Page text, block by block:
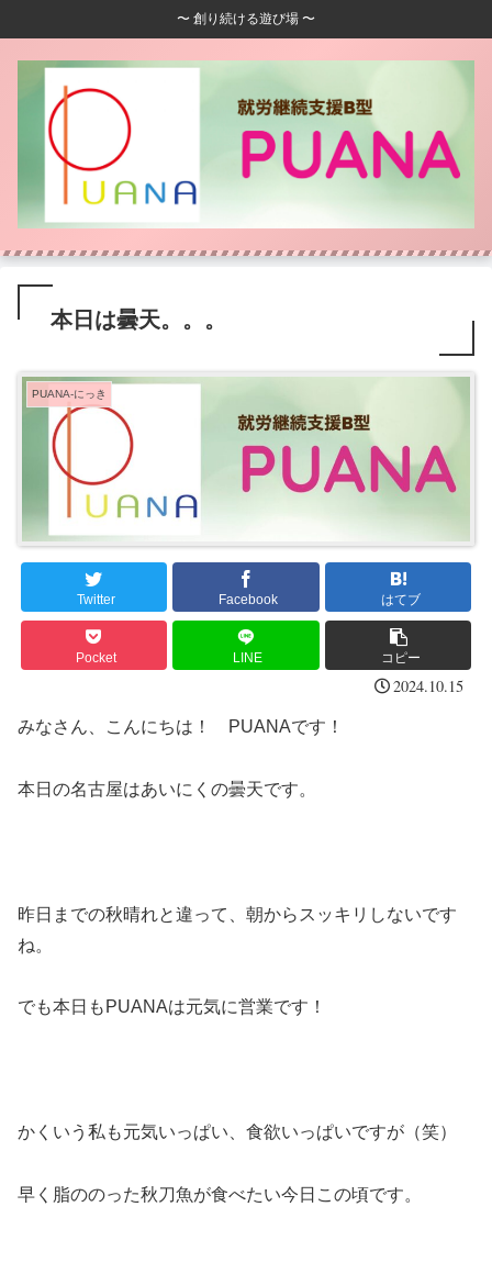
〜 創り続ける遊び場 〜
本日は曇天。。。
PUANA-にっき
Twitter Facebook はてブ
Pocket LINE コピー
2024.10.15
みなさん、こんにちは！ PUANAです！
本日の名古屋はあいにくの曇天です。
昨日までの秋晴れと違って、朝からスッキリしないです
ね。
でも本日もPUANAは元気に営業です！
かくいう私も元気いっぱい、食欲いっぱいですが（笑）
早く脂ののった秋刀魚が食べたい今日この頃です。